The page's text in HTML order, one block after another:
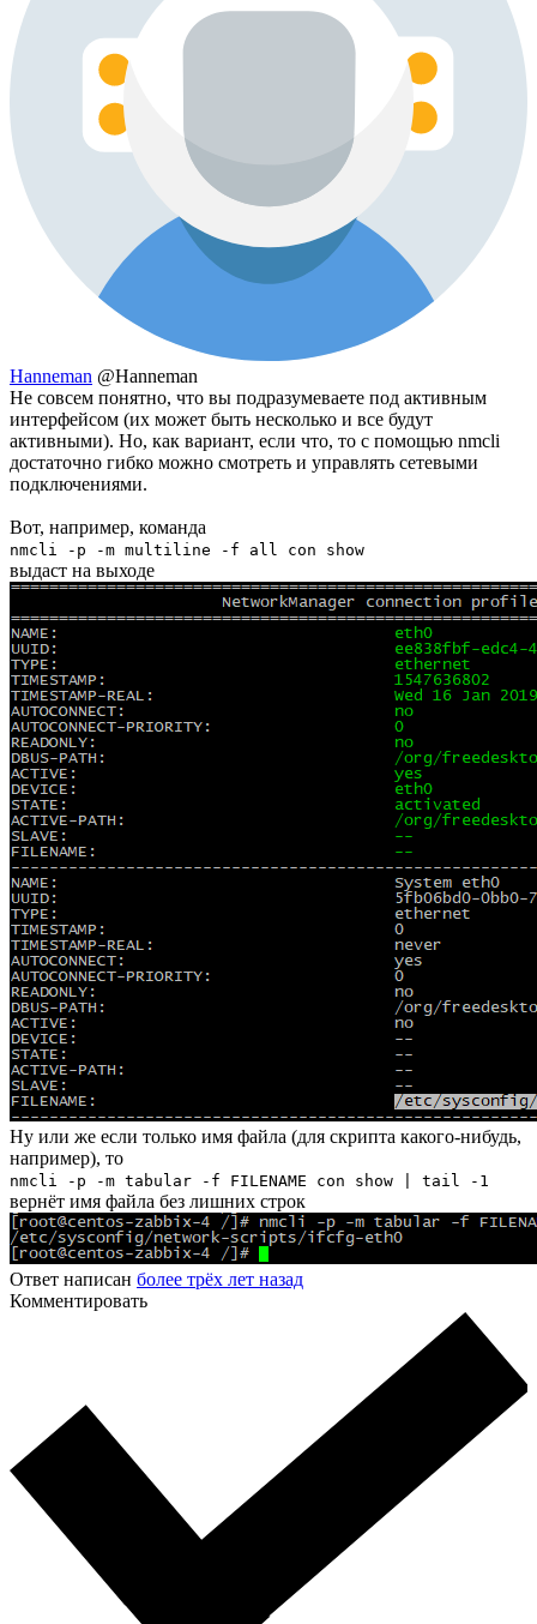
Hanneman @Hanneman
Не совсем понятно, что вы подразумеваете под активным
интерфейсом (их может быть несколько и все будут
активными). Но, как вариант, если что, то с помощью nmcli
достаточно гибко можно смотреть и управлять сетевыми
подключениями.
Вот, например, команда
nmcli -p -m multiline -f all con show
выдаст на выходе
Ну или же если только имя файла (для скрипта какого-нибудь,
например), то
nmcli -p -m tabular -f FILENAME con show | tail -1
вернёт имя файла без лишних строк
Ответ написан более трёх лет назад
Комментировать